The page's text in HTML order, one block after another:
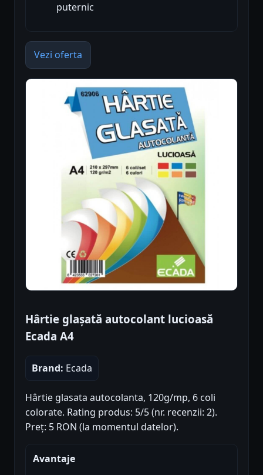
puternic
Vezi oferta
Hârtie glașată autocolant lucioasă
Ecada A4
Brand: Ecada
Hârtie glasata autocolanta, 120g/mp, 6 coli
colorate. Rating produs: 5/5 (nr. recenzii: 2).
Preț: 5 RON (la momentul datelor).
Avantaje